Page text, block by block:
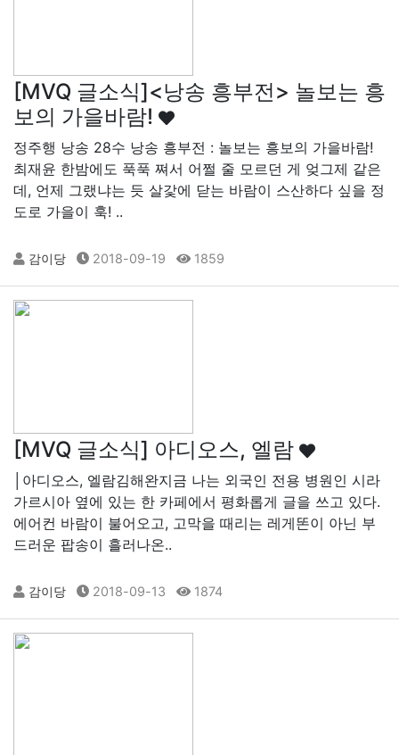
[MVQ 글소식]<낭송 흥부전> 놀보는 흥
보의 가을바람!
정주행 낭송 28수 낭송 흥부전 : 놀보는 흥보의 가을바람!
최재윤 한밤에도 푹푹 쪄서 어쩔 줄 모르던 게 엊그제 같은
데, 언제 그랬냐는 듯 살갗에 닫는 바람이 스산하다 싶을 정
도로 가을이 훅! ..
감이당 2018-09-19 1859
[MVQ 글소식] 아디오스, 엘람
│아디오스, 엘람 ​ ​ 김해완 ​ ​ 지금 나는 외국인 전용 병원인 시라
가르시아 옆에 있는 한 카페에서 평화롭게 글을 쓰고 있다.
에어컨 바람이 불어오고, 고막을 때리는 레게똔이 아닌 부
드러운 팝송이 흘러나온..
감이당 2018-09-13 1874